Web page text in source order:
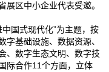
展区中小企业代表受邀。
国式现代化”为主题，按
字基础设施、数据资源、
、数字生态文明、数字技
际合作11个方面，立体